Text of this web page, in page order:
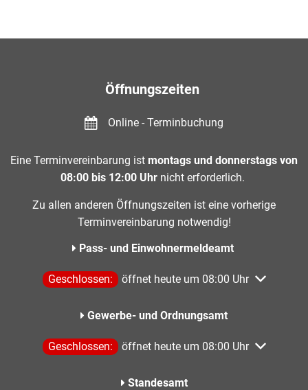
Öffnungszeiten
Online - Terminbuchung
Eine Terminvereinbarung ist montags und donnerstags von
08:00 bis 12:00 Uhr nicht erforderlich.
Zu allen anderen Öffnungszeiten ist eine vorherige
Terminvereinbarung notwendig!
Pass- und Einwohnermeldeamt
Klicken, um weitere Öffnungs- oder Schließzeiten
Geschlossen: öffnet heute um 08:00 Uhr
Gewerbe- und Ordnungsamt
Klicken, um weitere Öffnungs- oder Schließzeiten
Geschlossen: öffnet heute um 08:00 Uhr
Standesamt